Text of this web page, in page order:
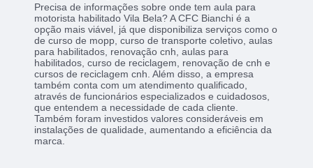
Precisa de informações sobre onde tem aula para
motorista habilitado Vila Bela? A CFC Bianchi é a
opção mais viável, já que disponibiliza serviços como o
de curso de mopp, curso de transporte coletivo, aulas
para habilitados, renovação cnh, aulas para
habilitados, curso de reciclagem, renovação de cnh e
cursos de reciclagem cnh. Além disso, a empresa
também conta com um atendimento qualificado,
através de funcionários especializados e cuidadosos,
que entendem a necessidade de cada cliente.
Também foram investidos valores consideráveis em
instalações de qualidade, aumentando a eficiência da
marca.